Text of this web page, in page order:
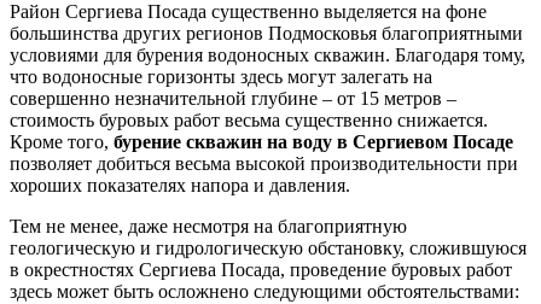
Район Сергиева Посада существенно выделяется на фоне
большинства других регионов Подмосковья благоприятными
условиями для бурения водоносных скважин. Благодаря тому,
что водоносные горизонты здесь могут залегать на
совершенно незначительной глубине – от 15 метров –
стоимость буровых работ весьма существенно снижается.
Кроме того, бурение скважин на воду в Сергиевом Посаде
позволяет добиться весьма высокой производительности при
хороших показателях напора и давления.
Тем не менее, даже несмотря на благоприятную
геологическую и гидрологическую обстановку, сложившуюся
в окрестностях Сергиева Посада, проведение буровых работ
здесь может быть осложнено следующими обстоятельствами: